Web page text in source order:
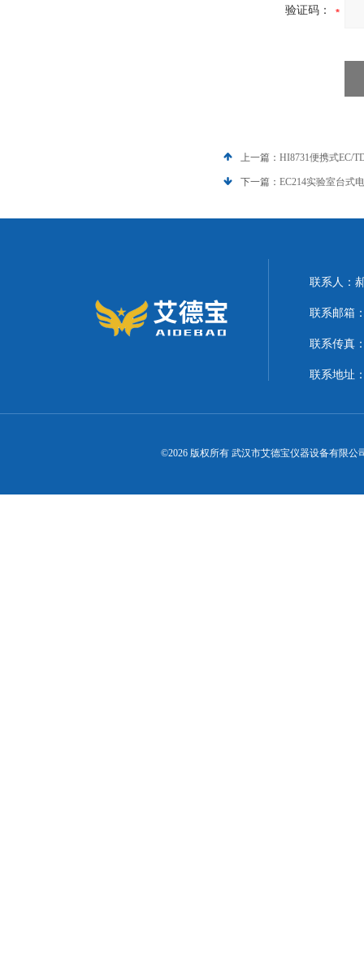
验证码：
上一篇： HI8731便携式EC/
下一篇： EC214实验室台式
联系人：
联系邮箱
联系传真
联系地址
©2026 版权所有 武汉市艾德宝仪器设备有限公